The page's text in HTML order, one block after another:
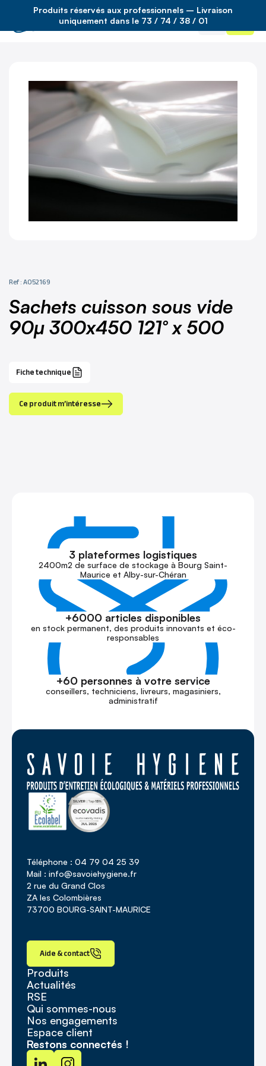
Produits réservés aux professionnels – Livraison
uniquement dans le 73 / 74 / 38 / 01
Hygiène en cuisine/emballage /
sachets cuisson sous vide 90µ 300×450 121° x 500
Ref : A052169
sachets cuisson sous vide
90µ 300x450 121° x 500
Fiche technique
Ce produit m’intéresse
3 plateformes logistiques
2400m2 de surface de stockage à Bourg Saint-
Maurice et Alby-sur-Chéran
+6000 articles disponibles
en stock permanent, des produits innovants et éco-
responsables
+60 personnes à votre service
conseillers, techniciens, livreurs, magasiniers,
administratif
Téléphone : 04 79 04 25 39
Mail : info@savoiehygiene.fr
2 rue du Grand Clos
ZA les Colombières
73700 BOURG-SAINT-MAURICE
Aide & contact
Produits
Actualités
RSE
Qui sommes-nous
Nos engagements
Espace client
Restons connectés !